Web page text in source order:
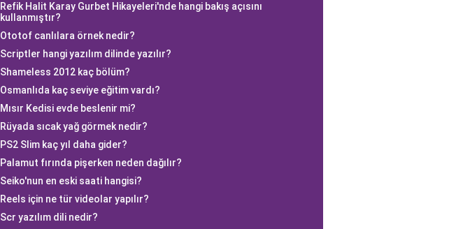
Refik Halit Karay Gurbet Hikayeleri'nde hangi bakış açısını
kullanmıştır?
Ototof canlılara örnek nedir?
Scriptler hangi yazılım dilinde yazılır?
Shameless 2012 kaç bölüm?
Osmanlıda kaç seviye eğitim vardı?
Mısır Kedisi evde beslenir mi?
Rüyada sıcak yağ görmek nedir?
PS2 Slim kaç yıl daha gider?
Palamut fırında pişerken neden dağılır?
Seiko'nun en eski saati hangisi?
Reels için ne tür videolar yapılır?
Scr yazılım dili nedir?